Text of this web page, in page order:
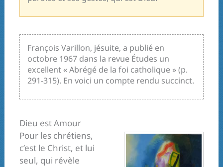
François Varillon, jésuite, a publié en
octobre 1967 dans la revue Études un
excellent « Abrégé de la foi catholique » (p.
291-315). En voici un compte rendu succinct.
Dieu est Amour
Pour les chrétiens,
c’est le Christ, et lui
seul, qui révèle